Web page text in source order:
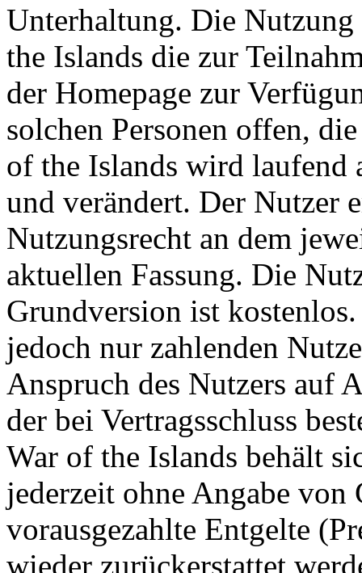
Unterhaltung. Die
the Islands die zur
der Homepage zur
solchen Personen offen,
of the Islands wird laufend
und verändert. Der Nutzer
Nutzungsrecht an dem
aktuellen Fassung. Die
Grundversion ist
jedoch nur zahlenden
Anspruch des Nutzers auf
der bei Vertragsschluss
War of the Islands behält
jederzeit ohne Angabe
vorausgezahlte Entgelte
wieder zurückerstattet